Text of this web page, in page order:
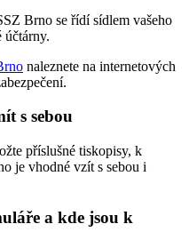
Brno se řídí sídlem vašeho
účtárny.
naleznete na internetových
s sebou
příslušné tiskopisy, k
je vhodné vzít s sebou i
a kde jsou k